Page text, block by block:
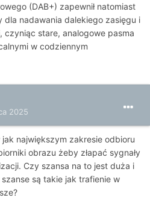
(DAB+) zapewnił natomiast
nadawania dalekiego zasięgu i
czyniąc stare, analogowe pasma
w codziennym
2025
największym zakresie odbioru
obrazu żeby złapać sygnały
Czy szansa na to jest duża i
są takie jak trafienie w